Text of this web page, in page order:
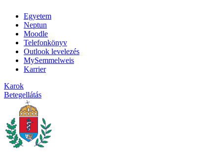
Egyetem
Neptun
Moodle
Telefonkönyv
Outlook levelezés
MySemmelweis
Karrier
Karok
Betegellátás